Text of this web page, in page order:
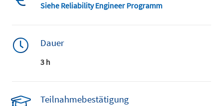
Siehe Reliability Engineer Programm
Dauer
3 h
Teilnahmebestätigung